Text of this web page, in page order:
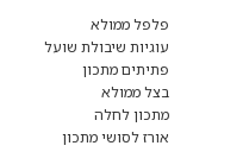
פלפל ממולא
עוגיות שיבולת שועל
פתיתים מתכון
בצל ממולא
מתכון לחלה
אורז לסושי מתכון